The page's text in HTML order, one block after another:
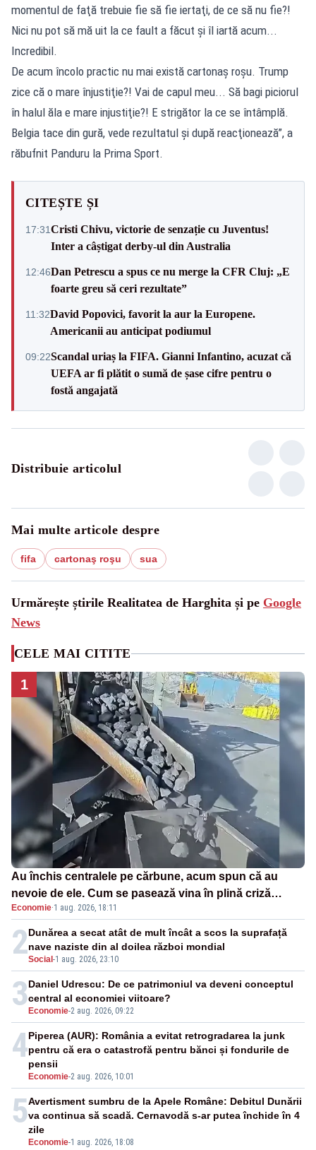
momentul de faţă trebuie fie să fie iertaţi, de ce să nu fie?!
Nici nu pot să mă uit la ce fault a făcut şi îl iartă acum...
Incredibil.
De acum încolo practic nu mai există cartonaş roşu. Trump
zice că o mare înjustiţie?! Vai de capul meu... Să bagi piciorul
în halul ăla e mare injustiţie?! E strigător la ce se întâmplă.
Belgia tace din gură, vede rezultatul şi după reacţionează”, a
răbufnit Panduru la Prima Sport.
CITEȘTE ȘI
17:31Cristi Chivu, victorie de senzație cu Juventus!
Inter a câștigat derby-ul din Australia
12:46Dan Petrescu a spus ce nu merge la CFR Cluj: „E
foarte greu să ceri rezultate”
11:32David Popovici, favorit la aur la Europene.
Americanii au anticipat podiumul
09:22Scandal uriaș la FIFA. Gianni Infantino, acuzat că
UEFA ar fi plătit o sumă de șase cifre pentru o
fostă angajată
Distribuie articolul
Mai multe articole despre
fifa cartonaş roşu sua
Urmărește știrile Realitatea de Harghita și pe Google
News
CELE MAI CITITE
1
Au închis centralele pe cărbune, acum spun că au
nevoie de ele. Cum se pasează vina în plină criză
energetică
Economie·1 aug. 2026, 18:11
2Social -1 aug. 2026, 23:10
Dunărea a secat atât de mult încât a scos la suprafață
nave naziste din al doilea război mondial
3 Economie-2 aug. 2026, 09:22
Daniel Udrescu: De ce patrimoniul va deveni conceptul
central al economiei viitoare?
4
Economie-2 aug. 2026, 10:01
Piperea (AUR): România a evitat retrogradarea la junk
pentru că era o catastrofă pentru bănci și fondurile de
pensii
5
Economie-1 aug. 2026, 18:08
Avertisment sumbru de la Apele Române: Debitul Dunării
va continua să scadă. Cernavodă s-ar putea închide în 4
zile